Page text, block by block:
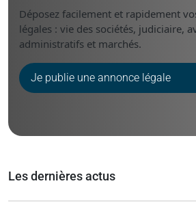
Déposez facilement et rapidement
légales : vie des sociétés, judiciaire,
administratifs et marchés.
Je publie une annonce légale
Les dernières actus